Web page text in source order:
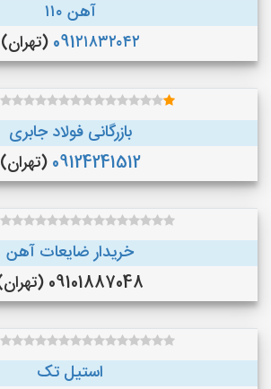
آهن ۱۱۰
091۲۱۸۳۲۰۴۲ (تهران)
بازرگانی فولاد جابری
09124241512 (تهران)
خریدار ضایعات آهن
09101887048 (تهران)
استیل تک